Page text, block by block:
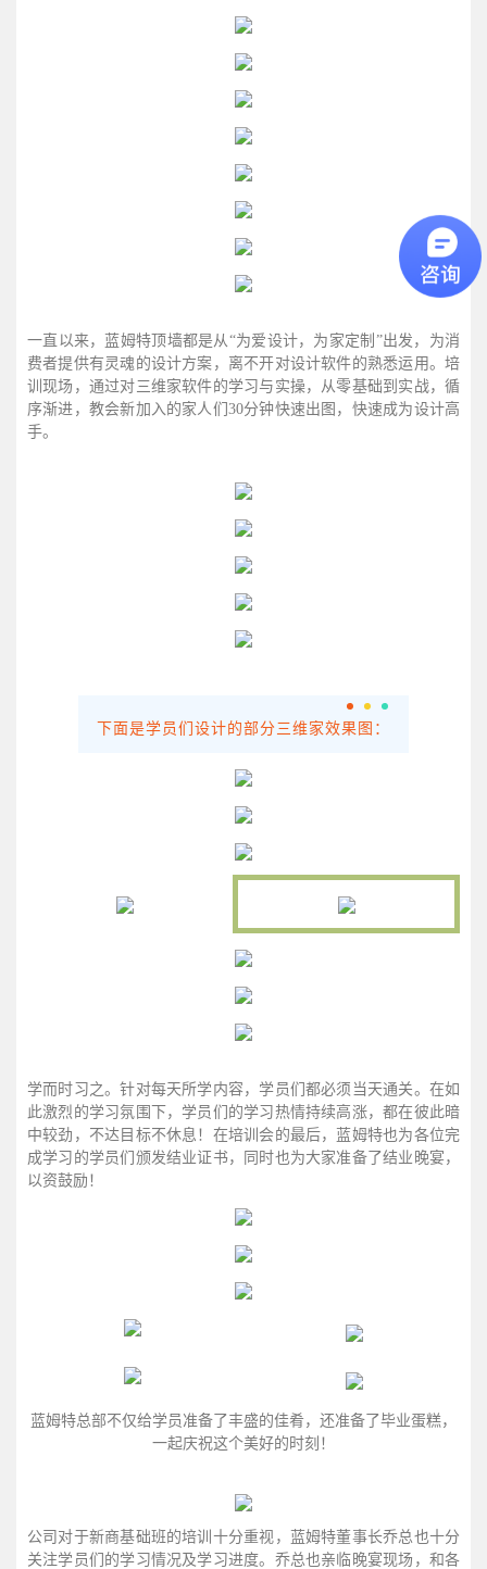
一直以来，蓝姆特顶墙都是从“为爱设计，为家定制”出发，为消
费者提供有灵魂的设计方案，离不开对设计软件的熟悉运用。培
训现场，通过对三维家软件的学习与实操，从零基础到实战，循
序渐进，教会新加入的家人们30分钟快速出图，快速成为设计高
手。
下面是学员们设计的部分三维家效果图：
学而时习之。针对每天所学内容，学员们都必须当天通关。在如
此激烈的学习氛围下，学员们的学习热情持续高涨，都在彼此暗
中较劲，不达目标不休息！在培训会的最后，蓝姆特也为各位完
成学习的学员们颁发结业证书，同时也为大家准备了结业晚宴，
以资鼓励！
蓝姆特总部不仅给学员准备了丰盛的佳肴，还准备了毕业蛋糕，
一起庆祝这个美好的时刻！
公司对于新商基础班的培训十分重视，蓝姆特董事长乔总也十分
关注学员们的学习情况及学习进度。乔总也亲临晚宴现场，和各